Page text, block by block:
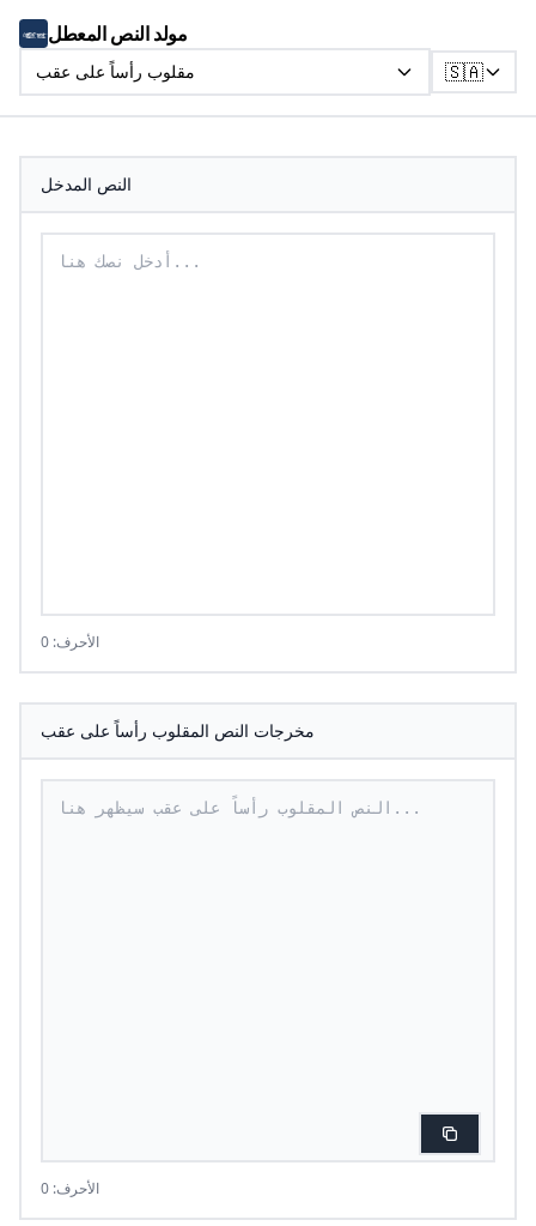
مولد النص المعطل
مقلوب رأساً على عقب 🇸🇦
النص المدخل
أدخل نصك لتحويله إلى نص مقلوب رأساً على عقب
الأحرف: 0
مخرجات النص المقلوب رأساً على عقب
الأحرف: 0